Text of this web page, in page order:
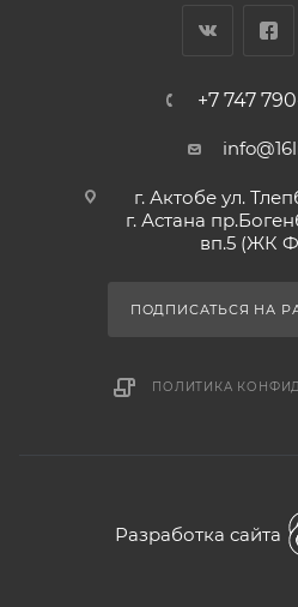
+7 747
г. Актобе ул.
г. Астана
вп.5 (ЖК
ПОДПИСАТЬСЯ НА
ПОЛИТИКА
Разработка сайта